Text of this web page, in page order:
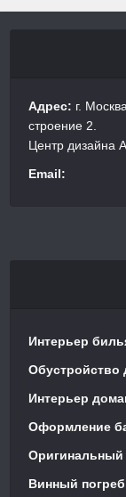
Адрес: г.
строение 2.
Центр дизайна
Email:
Интерьер
Обустройство
Интерьер
Оформление
Оригинальный
Винный погреб